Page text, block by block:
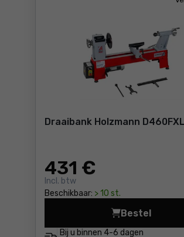
Draaibank Holzmann D460FXL
431 €
Incl. btw
Beschikbaar: > 10 st.
Bij u binnen 4-6 dagen
Bestel
Draaibank